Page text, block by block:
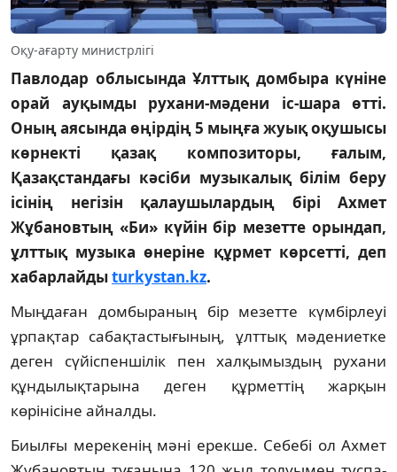
Оқу-ағарту министрлігі
Павлодар облысында Ұлттық домбыра күніне
орай ауқымды рухани-мәдени іс-шара өтті.
Оның аясында өңірдің 5 мыңға жуық оқушысы
көрнекті қазақ композиторы, ғалым,
Қазақстандағы кәсіби музыкалық білім беру
ісінің негізін қалаушылардың бірі Ахмет
Жұбановтың «Би» күйін бір мезетте орындап,
ұлттық музыка өнеріне құрмет көрсетті, деп
хабарлайдыturkystan.kz.
Мыңдаған домбыраның бір мезетте күмбірлеуі
ұрпақтар сабақтастығының, ұлттық мәдениетке
деген сүйіспеншілік пен халқымыздың рухани
құндылықтарына деген құрметтің жарқын
көрінісіне айналды.
Биылғы мерекенің мәні ерекше. Себебі ол Ахмет